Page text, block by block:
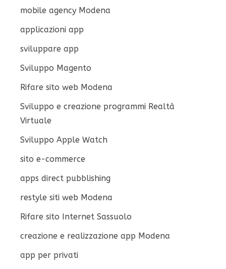
mobile agency Modena
applicazioni app
sviluppare app
Sviluppo Magento
Rifare sito web Modena
Sviluppo e creazione programmi Realtà
Virtuale
Sviluppo Apple Watch
sito e-commerce
apps direct pubblishing
restyle siti web Modena
Rifare sito Internet Sassuolo
creazione e realizzazione app Modena
app per privati